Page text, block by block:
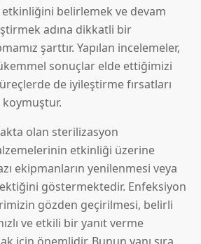
etkinliğini belirlemek ve devam
adına dikkatli bir
şarttır. Yapılan incelemeler,
sonuçlar elde ettiğimizi
de iyileştirme fırsatları
olan sterilizasyon
etkinliği üzerine
ekipmanların yenilenmesi veya
göstermektedir. Enfeksiyon
gözden geçirilmesi, belirli
ve etkili bir yanıt verme
için önemlidir. Bunun yanı sıra,